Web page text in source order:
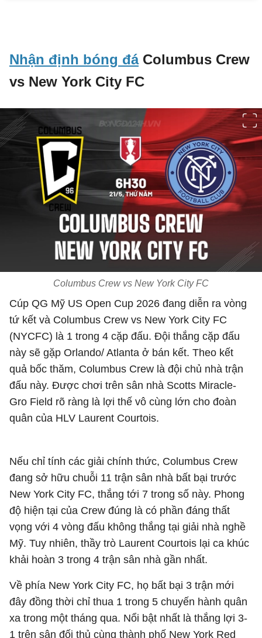
Nhận định bóng đáColumbus Crew
vs New York City FC
Columbus Crew vs New York City FC
Cúp QG Mỹ US Open Cup 2026 đang diễn ra vòng
tứ kết và Columbus Crew vs New York City FC
(NYCFC) là 1 trong 4 cặp đấu. Đội thắng cặp đấu
này sẽ gặp Orlando/ Atlanta ở bán kết. Theo kết
quả bốc thăm, Columbus Crew là đội chủ nhà trận
đấu này. Được chơi trên sân nhà Scotts Miracle-
Gro Field rõ ràng là lợi thế vô cùng lớn cho đoàn
quân của HLV Laurent Courtois.
Nếu chỉ tính các giải chính thức, Columbus Crew
đang sở hữu chuỗi 11 trận sân nhà bất bại trước
New York City FC, thắng tới 7 trong số này. Phong
độ hiện tại của Crew đúng là có phần đáng thất
vọng với 4 vòng đấu không thắng tại giải nhà nghề
Mỹ. Tuy nhiên, thầy trò Laurent Courtois lại ca khúc
khải hoàn 3 trong 4 trận sân nhà gần nhất.
Về phía New York City FC, họ bất bại 3 trận mới
đây đồng thời chỉ thua 1 trong 5 chuyến hành quân
xa trong một tháng qua. Nổi bật nhất là thắng lợi 3-
1 trên sân đối thủ cùng thành phố New York Red